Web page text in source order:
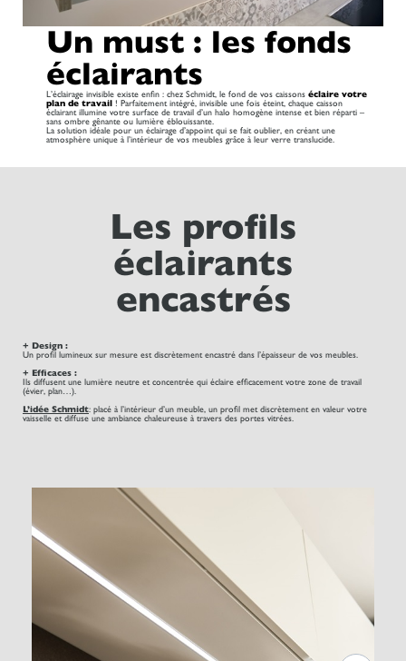
Un must : les fonds
éclairants
L’éclairage invisible existe enfin : chez Schmidt, le fond de vos caissons éclaire votre
plan de travail ! Parfaitement intégré, invisible une fois éteint, chaque caisson
éclairant illumine votre surface de travail d’un halo homogène intense et bien réparti –
sans ombre gênante ou lumière éblouissante.
La solution idéale pour un éclairage d’appoint qui se fait oublier, en créant une
atmosphère unique à l’intérieur de vos meubles grâce à leur verre translucide.
Les profils
éclairants
encastrés
+ Design :
Un profil lumineux sur mesure est discrètement encastré dans l’épaisseur de vos meubles.
+ Efficaces :
Ils diffusent une lumière neutre et concentrée qui éclaire efficacement votre zone de travail
(évier, plan…).
L’idée Schmidt: placé à l’intérieur d’un meuble, un profil met discrètement en valeur votre
vaisselle et diffuse une ambiance chaleureuse à travers des portes vitrées.